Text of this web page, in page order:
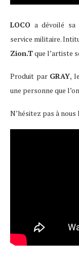
LOCO a dévoilé sa
service militaire.
Zion.Tque l’artiste
Produit par GRAY,
une personne que
N’hésitez pas à